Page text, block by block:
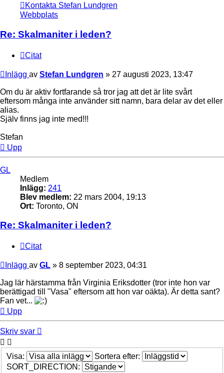
Kontakta Stefan Lundgren
Webbplats
Re: Skalmaniter i leden?
Citat
Inlägg av Stefan Lundgren » 27 augusti 2023, 13:47
Om du är aktiv fortfarande så tror jag att det är lite svårt
eftersom många inte använder sitt namn, bara delar av det eller
alias.
Själv finns jag inte med!!!
Stefan
Upp
GL
Medlem
Inlägg: 241
Blev medlem: 22 mars 2004, 19:13
Ort: Toronto, ON
Re: Skalmaniter i leden?
Citat
Inlägg av GL » 8 september 2023, 04:31
Jag lär härstamma från Virginia Eriksdotter (tror inte hon var
berättigad till "Vasa" eftersom att hon var oäkta). Är detta sant?
Fan vet...
Upp
Skriv svar
Visa:
Sortera efter:
SORT_DIRECTION: